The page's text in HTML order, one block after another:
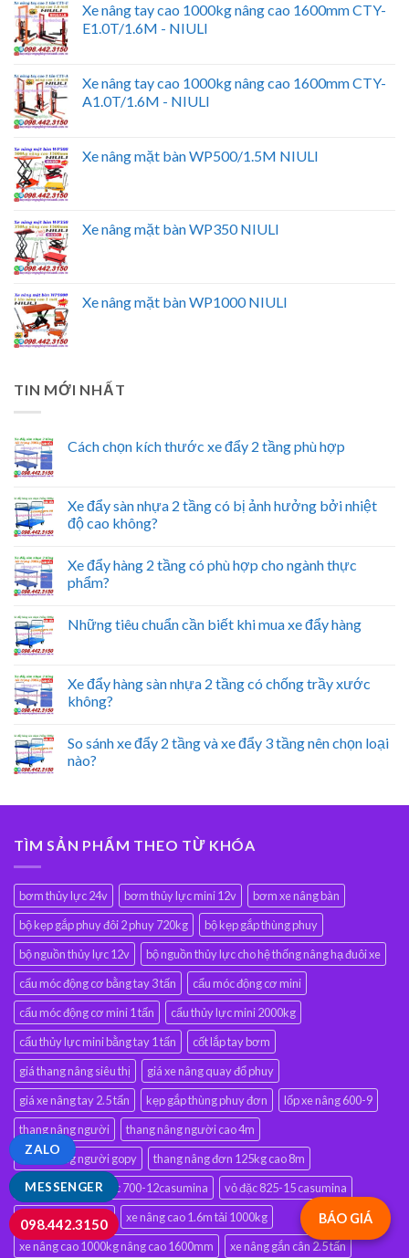
Xe nâng tay cao 1000kg nâng cao 1600mm CTY-
E1.0T/1.6M - NIULI
Xe nâng tay cao 1000kg nâng cao 1600mm CTY-
A1.0T/1.6M - NIULI
Xe nâng mặt bàn WP500/1.5M NIULI
Xe nâng mặt bàn WP350 NIULI
Xe nâng mặt bàn WP1000 NIULI
TIN MỚI NHẤT
Cách chọn kích thước xe đẩy 2 tầng phù hợp
Xe đẩy sàn nhựa 2 tầng có bị ảnh hưởng bởi nhiệt
độ cao không?
Xe đẩy hàng 2 tầng có phù hợp cho ngành thực
phẩm?
Những tiêu chuẩn cần biết khi mua xe đẩy hàng
Xe đẩy hàng sàn nhựa 2 tầng có chống trầy xước
không?
So sánh xe đẩy 2 tầng và xe đẩy 3 tầng nên chọn loại
nào?
TÌM SẢN PHẨM THEO TỪ KHÓA
bơm thủy lực 24v bơm thủy lực mini 12v
bơm xe nâng bàn
bộ kẹp gắp phuy đôi 2 phuy 720kg
bộ kẹp gắp thùng phuy
bộ nguồn thủy lực 12v
bộ nguồn thủy lực cho hệ thống nâng hạ đuôi xe
cẩu móc động cơ bằng tay 3 tấn
cẩu móc động cơ mini
cẩu móc động cơ mini 1 tấn
cẩu thủy lực mini 2000kg
cẩu thủy lực mini bằng tay 1 tấn
cốt lắp tay bơm
giá thang nâng siêu thị
giá xe nâng quay đổ phuy
giá xe nâng tay 2.5 tấn
kẹp gắp thùng phuy đơn
lốp xe nâng 600-9
thang nâng người
thang nâng người cao 4m
thang nâng người gopy
thang nâng đơn 125kg cao 8m
vỏ xe nâng bánh đặc 700-12casumina
vỏ đặc 825-15 casumina
xe nâng bàn giá rẻ
xe nâng cao 1.6m tải 1000kg
xe nâng cao 1000kg nâng cao 1600mm
xe nâng gắn cân 2.5 tấn
BÁO GIÁ
MESSENGER
ZALO
098.442.3150